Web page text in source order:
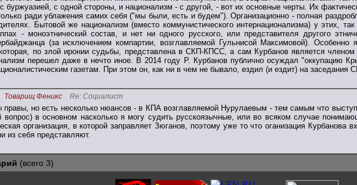
буржуазией, с одной стороны, и национализм - с другой, - вот их основные черты. Их
ради ублажения самих себя ("мы были, есть и будем"). Организационно - полная
Бытовой же национализм (вместо коммунистического интернационализма) у этих,
- моноэтнический состав, и нет ни одного русского, или представителя другого
(за исключением компартии, возглавляемой Гульнисой Максимовой). Особенно
по злой иронии судьбы, представлена в СКП-КПСС, а сам Курбанов является
перешел даже в нечто иное. В 2014 году Р. Курбанов публично осуждал "оккупацию
газетам. При этом он, как ни в чем не бывало, ездил (и ездит) на заседания
Товарищ Феникс Re: Социалист
правы, но есть несколько нюансов - в КПА возглавляемой Нурулаевым - тем самым что
вопрос) в основном насколько я могу судить русскоязычные, или во всяком случае
организация, в которой заправляет Зюганов, поэтому уже то что оганизация
из себя представляют.
(всего 3)